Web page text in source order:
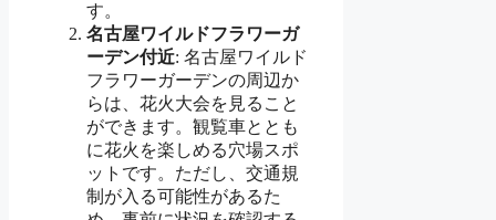
す。
名古屋ワイルドフラワーガ
ーデン付近: 名古屋ワイルド
フラワーガーデンの周辺か
らは、花火大会を見ること
ができます。観覧車ととも
に花火を楽しめる穴場スポ
ットです。ただし、交通規
制が入る可能性があるた